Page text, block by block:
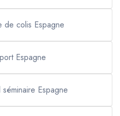
de colis Espagne
Espagne
Espagne